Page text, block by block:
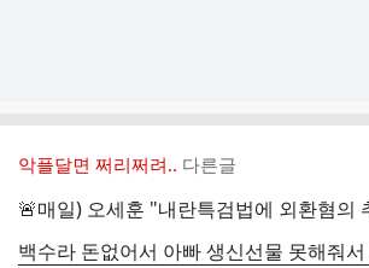
악플달면 쩌리쩌려.. 다른글
백수라 돈없어서 아빠 생신선물 못해줘서